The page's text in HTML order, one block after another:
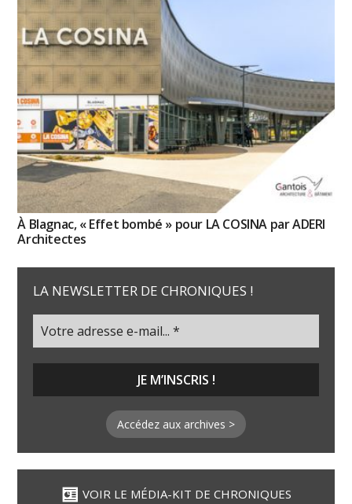
À Blagnac, « Effet bombé » pour LA COSINA par ADERI
Architectes
LA NEWSLETTER DE CHRONIQUES !
Accédez aux archives >
VOIR LE MÉDIA-KIT DE CHRONIQUES